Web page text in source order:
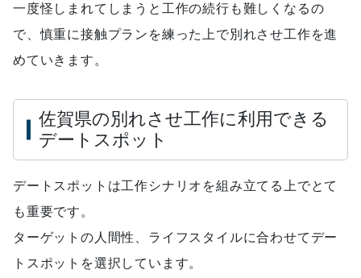
一度怪しまれてしまうと工作の続行も難しくなるの
で、慎重に接触プランを練った上で別れさせ工作を進
めていきます。
佐賀県の別れさせ工作に利用できる
デートスポット
デートスポットは工作シナリオを組み立てる上でとて
も重要です。
ターゲットの人間性、ライフスタイルに合わせてデー
トスポットを選択しています。